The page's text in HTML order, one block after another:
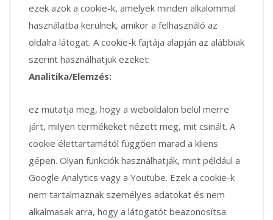
ezek azok a cookie-k, amelyek minden alkalommal
használatba kerülnek, amikor a felhasználó az
oldalra látogat. A cookie-k fajtája alapján az alábbiak
szerint használhatjuk ezeket:
Analitika/Elemzés:
ez mutatja meg, hogy a weboldalon belül merre
járt, milyen termékeket nézett meg, mit csinált. A
cookie élettartamától függően marad a kliens
gépen. Olyan funkciók használhatják, mint például a
Google Analytics vagy a Youtube. Ezek a cookie-k
nem tartalmaznak személyes adatokat és nem
alkalmasak arra, hogy a látogatót beazonosítsa.